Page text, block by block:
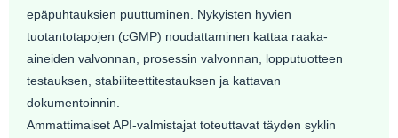
epäpuhtauksien puuttuminen. Nykyisten hyvien
tuotantotapojen (cGMP) noudattaminen kattaa raaka-
aineiden valvonnan, prosessin valvonnan, lopputuotteen
testauksen, stabiliteettitestauksen ja kattavan
dokumentoinnin.
Ammattimaiset API-valmistajat toteuttavat täyden syklin